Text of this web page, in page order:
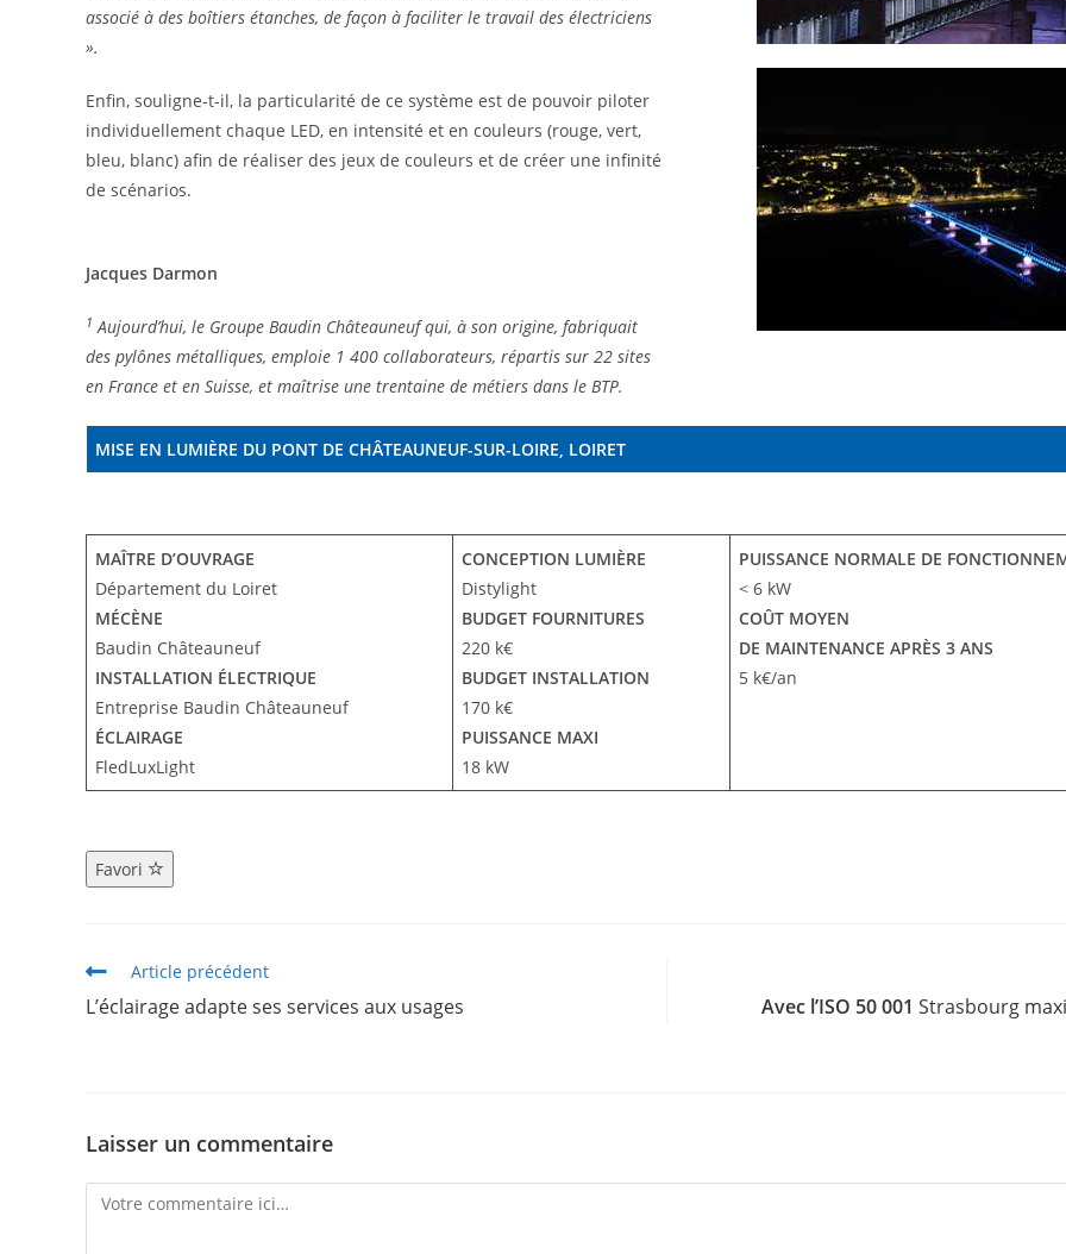
associé à des boîtiers étanches, de façon à faciliter le travail des électriciens
».
Enfin, souligne-t-il, la particularité de ce système est de pouvoir piloter
individuellement chaque LED, en intensité et en couleurs (rouge, vert,
bleu, blanc) afin de réaliser des jeux de couleurs et de créer une infinité
de scénarios.
Jacques Darmon
1 Aujourd’hui, le Groupe Baudin Châteauneuf qui, à son origine, fabriquait
des pylônes métalliques, emploie 1 400 collaborateurs, répartis sur 22 sites
en France et en Suisse, et maîtrise une trentaine de métiers dans le BTP.
MISE EN LUMIÈRE DU PONT DE CHÂTEAUNEUF-SUR-LOIRE, LOIRET
MAÎTRE D’OUVRAGE
Département du Loiret
MÉCÈNE
Baudin Châteauneuf
INSTALLATION ÉLECTRIQUE
Entreprise Baudin Châteauneuf
ÉCLAIRAGE
FledLuxLight
CONCEPTION LUMIÈRE
Distylight
BUDGET FOURNITURES
220 k€
BUDGET INSTALLATION
170 k€
PUISSANCE MAXI
18 kW
PUISSANCE NORMALE DE
< 6 kW
COÛT MOYEN
DE MAINTENANCE APRÈS 3 ANS
5 k€/an
Favori
Article précédent
L’éclairage adapte ses services aux usages Avec l’ISO 50 001 Strasbourg
Laisser un commentaire